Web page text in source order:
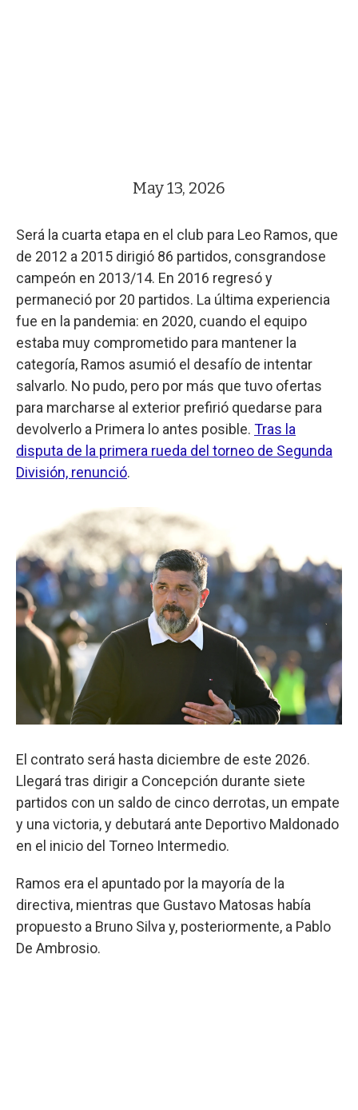
May 13, 2026
Será la cuarta etapa en el club para Leo Ramos, que
de 2012 a 2015 dirigió 86 partidos, consgrandose
campeón en 2013/14. En 2016 regresó y
permaneció por 20 partidos. La última experiencia
fue en la pandemia: en 2020, cuando el equipo
estaba muy comprometido para mantener la
categoría, Ramos asumió el desafío de intentar
salvarlo. No pudo, pero por más que tuvo ofertas
para marcharse al exterior prefirió quedarse para
devolverlo a Primera lo antes posible. Tras la
disputa de la primera rueda del torneo de Segunda
División, renunció.
El contrato será hasta diciembre de este 2026.
Llegará tras dirigir a Concepción durante siete
partidos con un saldo de cinco derrotas, un empate
y una victoria, y debutará ante Deportivo Maldonado
en el inicio del Torneo Intermedio.
Ramos era el apuntado por la mayoría de la
directiva, mientras que Gustavo Matosas había
propuesto a Bruno Silva y, posteriormente, a Pablo
De Ambrosio.